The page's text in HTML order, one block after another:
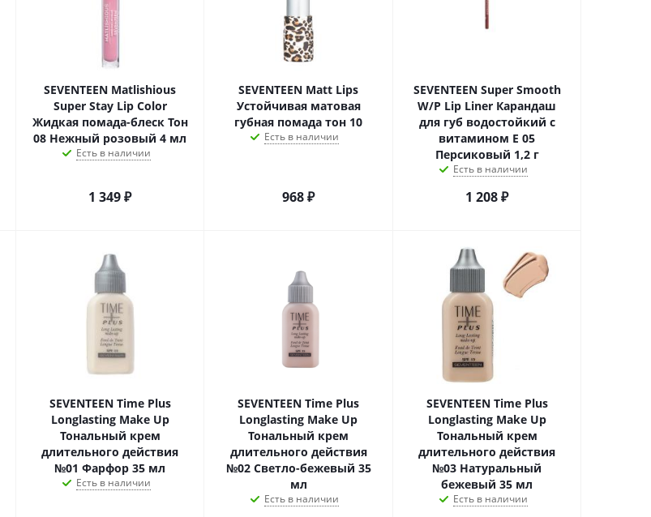
SEVENTEEN Matlishious
Super Stay Lip Color
Жидкая помада-блеск Тон
08 Нежный розовый 4 мл
Есть в наличии
1 349₽
SEVENTEEN Matt Lips
Устойчивая матовая
губная помада тон 10
Есть в наличии
968₽
SEVENTEEN Super Smooth
W/P Lip Liner Карандаш
для губ водостойкий с
витамином Е 05
Персиковый 1,2 г
Есть в наличии
1 208₽
SEVENTEEN Time Plus
Longlasting Make Up
Тональный крем
длительного действия
№01 Фарфор 35 мл
Есть в наличии
SEVENTEEN Time Plus
Longlasting Make Up
Тональный крем
длительного действия
№02 Светло-бежевый 35
мл
Есть в наличии
SEVENTEEN Time Plus
Longlasting Make Up
Тональный крем
длительного действия
№03 Натуральный
бежевый 35 мл
Есть в наличии